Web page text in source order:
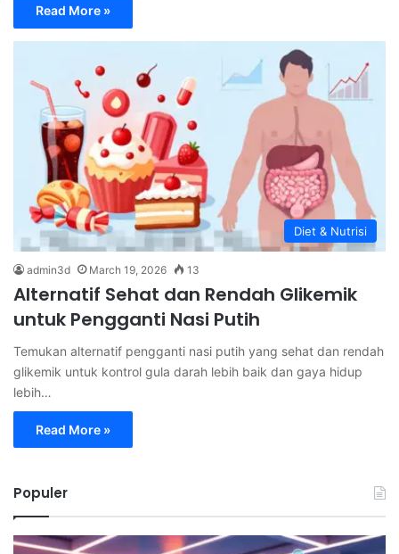
Read More »
Diet & Nutrisi
admin3d March 19, 2026 13
Alternatif Sehat dan Rendah Glikemik
untuk Pengganti Nasi Putih
Temukan alternatif pengganti nasi putih yang sehat dan rendah
glikemik untuk kontrol gula darah lebih baik dan gaya hidup
lebih…
Read More »
Populer